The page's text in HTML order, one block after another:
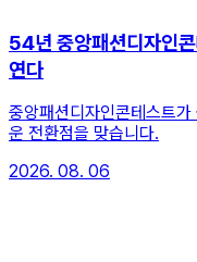
54년 중앙패션디자인
연다
중앙패션디자인콘테스트
운 전환점을 맞습니다.
2026. 08. 06